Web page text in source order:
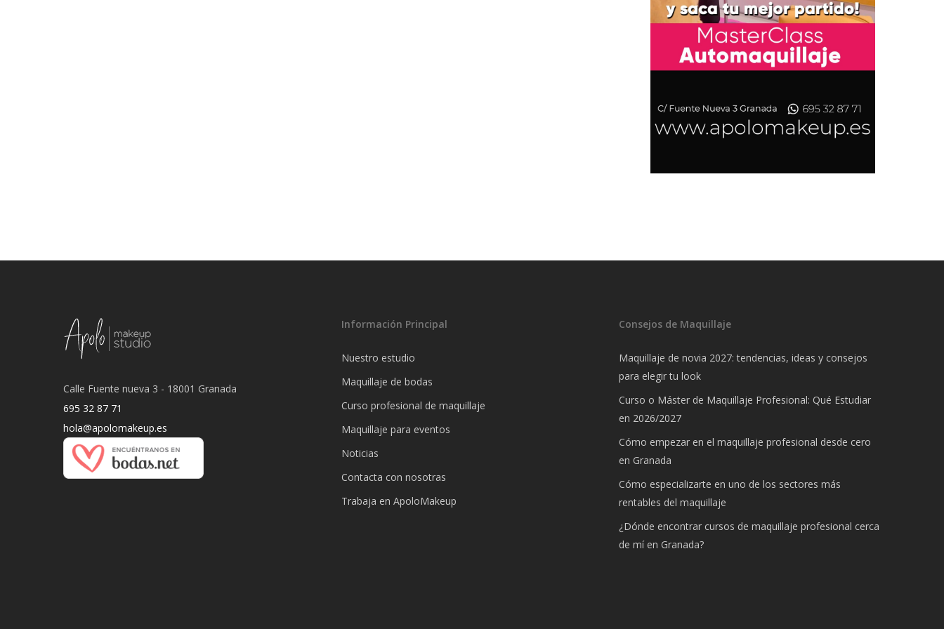
Calle Fuente nueva 3 - 18001 Granada
695 32 87 71
hola@apolomakeup.es
Información Principal
Nuestro estudio
Maquillaje de bodas
Curso profesional de maquillaje
Maquillaje para eventos
Noticias
Contacta con nosotras
Trabaja en ApoloMakeup
Consejos de Maquillaje
Maquillaje de novia 2027: tendencias, ideas y consejos
para elegir tu look
Curso o Máster de Maquillaje Profesional: Qué Estudiar
en 2026/2027
Cómo empezar en el maquillaje profesional desde cero
en Granada
Cómo especializarte en uno de los sectores más
rentables del maquillaje
¿Dónde encontrar cursos de maquillaje profesional cerca
de mí en Granada?